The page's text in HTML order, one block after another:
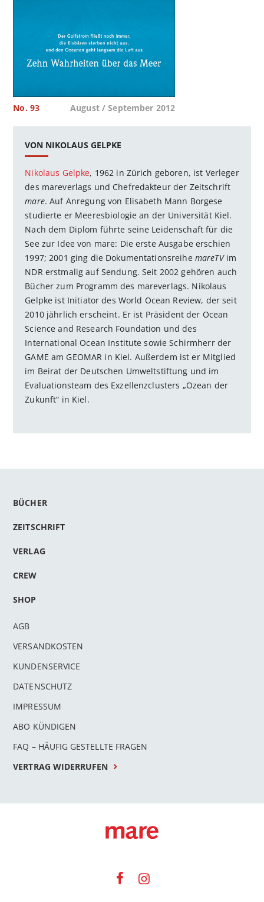
No. 93 August / September 2012
VON NIKOLAUS GELPKE
Nikolaus Gelpke, 1962 in Zürich geboren, ist Verleger
des mareverlags und Chefredakteur der Zeitschrift
mare. Auf Anregung von Elisabeth Mann Borgese
studierte er Meeresbiologie an der Universität Kiel.
Nach dem Diplom führte seine Leidenschaft für die
See zur Idee von mare: Die erste Ausgabe erschien
1997; 2001 ging die Dokumentationsreihe mareTVim
NDR erstmalig auf Sendung. Seit 2002 gehören auch
Bücher zum Programm des mareverlags. Nikolaus
Gelpke ist Initiator des World Ocean Review, der seit
2010 jährlich erscheint. Er ist Präsident der Ocean
Science and Research Foundation und des
International Ocean Institute sowie Schirmherr der
GAME am GEOMAR in Kiel. Außerdem ist er Mitglied
im Beirat der Deutschen Umweltstiftung und im
Evaluationsteam des Exzellenzclusters „Ozean der
Zukunft“ in Kiel.
BÜCHER
ZEITSCHRIFT
VERLAG
CREW
SHOP
AGB
VERSANDKOSTEN
KUNDENSERVICE
DATENSCHUTZ
IMPRESSUM
ABO KÜNDIGEN
FAQ – HÄUFIG GESTELLTE FRAGEN
VERTRAG WIDERRUFEN